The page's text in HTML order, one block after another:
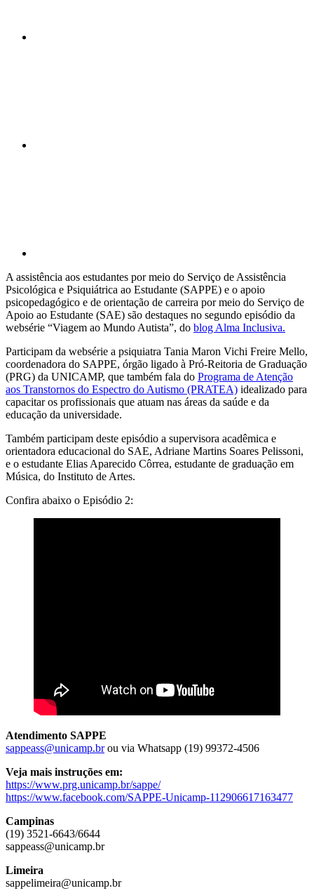
A assistência aos estudantes por meio do Serviço de Assistência
Psicológica e Psiquiátrica ao Estudante (SAPPE) e o apoio
psicopedagógico e de orientação de carreira por meio do Serviço de
Apoio ao Estudante (SAE) são destaques no segundo episódio da
websérie “Viagem ao Mundo Autista”, do blog Alma Inclusiva.
Participam da websérie a psiquiatra Tania Maron Vichi Freire Mello,
coordenadora do SAPPE, órgão ligado à Pró-Reitoria de Graduação
(PRG) da UNICAMP, que também fala do Programa de Atenção
aos Transtornos do Espectro do Autismo (PRATEA) idealizado para
capacitar os profissionais que atuam nas áreas da saúde e da
educação da universidade.
Também participam deste episódio a supervisora acadêmica e
orientadora educacional do SAE, Adriane Martins Soares Pelissoni,
e o estudante Elias Aparecido Côrrea, estudante de graduação em
Música, do Instituto de Artes.
Confira abaixo o Episódio 2:
Atendimento SAPPE
sappeass@unicamp.brou via Whatsapp (19) 99372-4506
Veja mais instruções em:
https://www.prg.unicamp.br/sappe/
https://www.facebook.com/SAPPE-Unicamp-112906617163477
Campinas
(19) 3521-6643/6644
sappeass@unicamp.br
Limeira
sappelimeira@unicamp.br